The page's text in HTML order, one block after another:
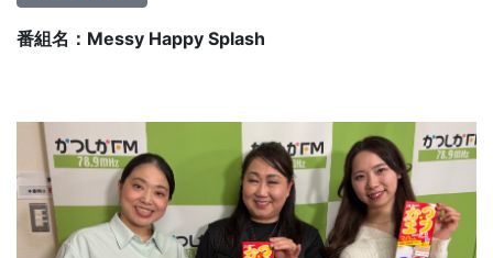
番組名：Messy Happy Splash